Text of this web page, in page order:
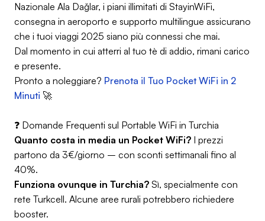
Nazionale Ala Dağlar, i piani illimitati di StayinWiFi,
consegna in aeroporto e supporto multilingue assicurano
che i tuoi viaggi 2025 siano più connessi che mai.
Dal momento in cui atterri al tuo tè di addio, rimani carico
e presente.
Pronto a noleggiare? Prenota il Tuo Pocket WiFi in 2
Minuti 🚀
❓ Domande Frequenti sul Portable WiFi in Turchia
Quanto costa in media un Pocket WiFi? I prezzi
partono da 3€/giorno – con sconti settimanali fino al
40%.
Funziona ovunque in Turchia? Sì, specialmente con
rete Turkcell. Alcune aree rurali potrebbero richiedere
booster.